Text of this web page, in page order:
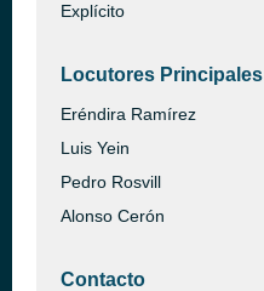
Explícito
Locutores Principales
Eréndira Ramírez
Luis Yein
Pedro Rosvill
Alonso Cerón
Contacto